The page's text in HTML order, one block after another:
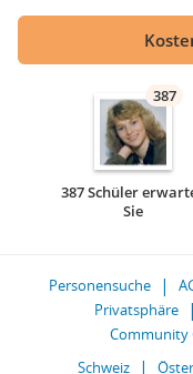
387
387 Schüler
Sie
Personensuche
Privatsphäre
Community
Schweiz